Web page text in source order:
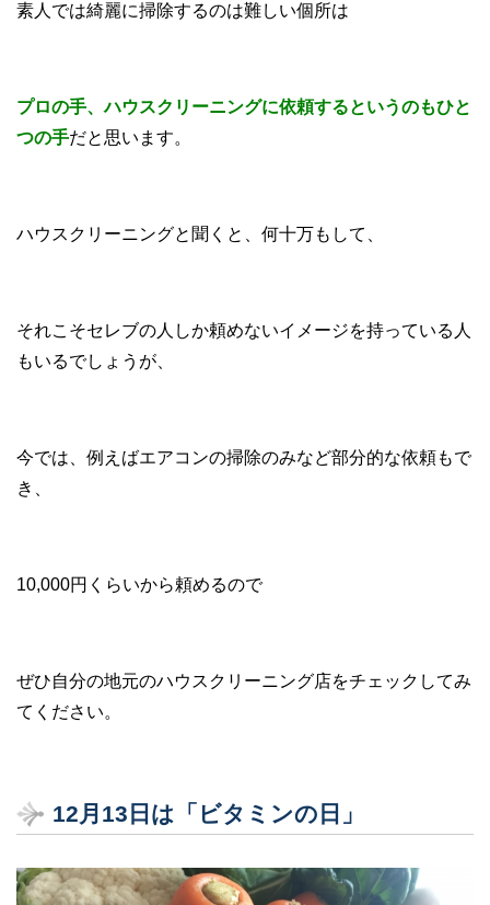
素人では綺麗に掃除するのは難しい個所は
プロの手、ハウスクリーニングに依頼するというのもひと
つの手だと思います。
ハウスクリーニングと聞くと、何十万もして、
それこそセレブの人しか頼めないイメージを持っている人
もいるでしょうが、
今では、例えばエアコンの掃除のみなど部分的な依頼もで
き、
10,000円くらいから頼めるので
ぜひ自分の地元のハウスクリーニング店をチェックしてみ
てください。
12月13日は「ビタミンの日」